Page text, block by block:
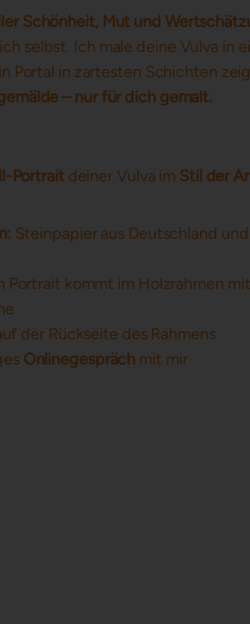
Schönheit, Mut und
selbst. Ich male deine Vulva in
Portal in zartesten Schichten
– nur für dich gemalt.
Portraitdeiner Vulva im Stil der
Steinpapier aus Deutschland
Portrait kommt im Holzrahmen
der Rückseite des Rahmens
Onlinegespräch mit mir